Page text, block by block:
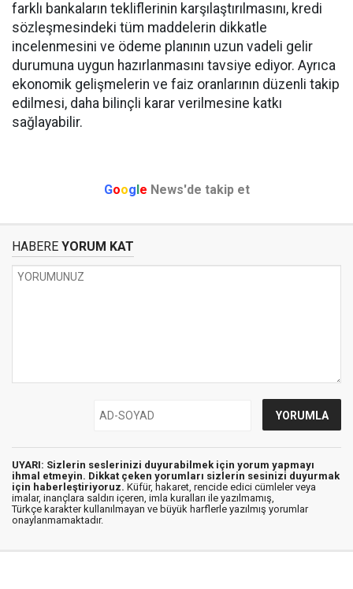
farklı bankaların tekliflerinin karşılaştırılmasını, kredi
sözleşmesindeki tüm maddelerin dikkatle
incelenmesini ve ödeme planının uzun vadeli gelir
durumuna uygun hazırlanmasını tavsiye ediyor. Ayrıca
ekonomik gelişmelerin ve faiz oranlarının düzenli takip
edilmesi, daha bilinçli karar verilmesine katkı
sağlayabilir.
Goog e News'de takip et
HABERE YORUM KAT
UYARI: Sizlerin seslerinizi duyurabilmek için yorum yapmayı
ihmal etmeyin. Dikkat çeken yorumları sizlerin sesinizi duyurmak
için haberleştiriyoruz. Küfür, hakaret, rencide edici cümleler veya
imalar, inançlara saldırı içeren, imla kuralları ile yazılmamış,
Türkçe karakter kullanılmayan ve büyük harflerle yazılmış yorumlar
onaylanmamaktadır.